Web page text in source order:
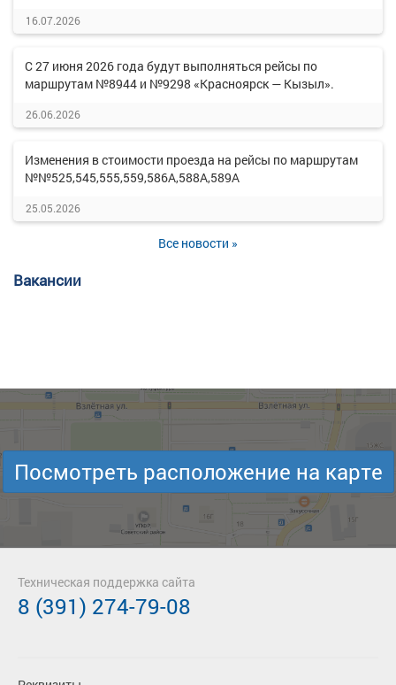
16.07.2026
С 27 июня 2026 года будут выполняться рейсы по
маршрутам №8944 и №9298 «Красноярск — Кызыл».
26.06.2026
Изменения в стоимости проезда на рейсы по маршрутам
№№525,545,555,559,586А,588А,589А
25.05.2026
Все новости »
Вакансии
Посмотреть расположение на карте
Техническая поддержка сайта
8 (391) 274-79-08